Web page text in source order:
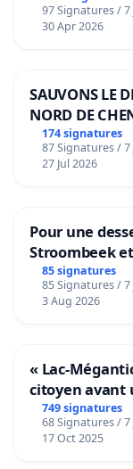
97 Signatures /
30 Apr 2026
SAUVONS LE
NORD DE
174 signatures
87 Signatures /
27 Jul 2026
Pour une
Stroombeek
bediening
Voor
85 signatures
85 Signatures /
3 Aug 2026
« Lac-
citoyen avant
de notre
749 signatures
68 Signatures /
17 Oct 2025